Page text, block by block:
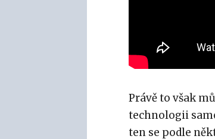
Právě to však
technologii
ten se podle